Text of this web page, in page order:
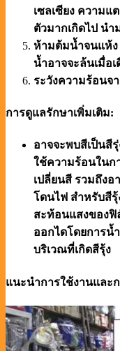
เซลเซียง ความ
ตัวมากเกิดไป นำ
ห้ามต้มน้ำจนแห้ง
น้ำอาจจะล้นเมื่อเ
ระวังความร้อนจ
การดูแลรักษาเพิ่มเติม:
อาจจะพบสีเป็นสี
ใช้ความร้อนในก
เปลี่ยนสี รวมถึงอ
โดนไฟ สำหรับสีรุ้
สะท้อนแสงของฟิ
ออกไดโดยการน้
บริเวณที่เกิดสีรุ้ง
แนะนำการใช้งานและ